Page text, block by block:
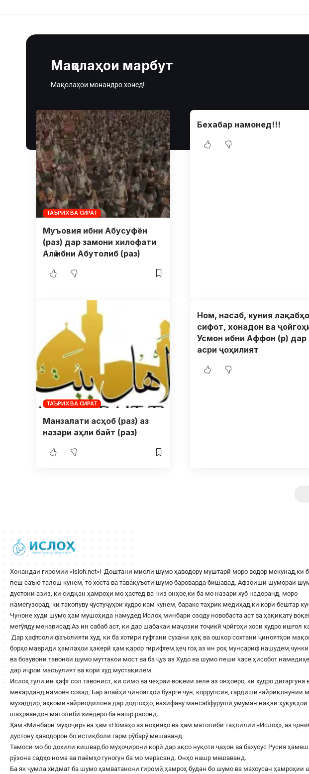
Мақолаҳои марбут
Мақолаҳои монандро хонед!
ТАЪРИХ ВА СИРАТ
Муъовия ибни Абусуфён
(раз) дар замони хилофати
Алӣ ибни Абутолиб (раз)
Бехабар намонед!!!
ТАЪРИХ ВА СИРАТ
Манзалати асҳоб (раз) аз
назари аҳли байт (раз)
Ном, насаб, куния
сифот, хонадон ва
Усмон ибни Аффон (р) дар
асри ҷоҳилият
Хонандаи гиромии «isloh.net«! Доштани мисли шумо ҳаводору муштарӣ моро водор мекунад,ки
пеш саъю талош кунем, то хоста ва тавақуъоти шумо бароварда бишавад. Афзоиши шумораи
дустони азиз, ки сидқан ҳамроҳи мо ҳастед ва низ онҳое,ки ба мо назари хуб надоранд, моро
намегузорад, ки такопуву ҷустуҷуҳои худро кам кунем, баракс таҳрик медиҳад,ки кори бештар
Чуноне худи шумо ҳам мушоҳида намудед Ислоҳ минбари озоду новобаста аст ва ҳақиқату
мегӯяду менависад.Аз ин сабаб аст, ки дар шабакаи маҷозии тоҷикӣ ҷойгоҳи хоси худро ишғол
Дар ҳафтсоли фаъолияти худ, ки ба хотири гуфтани сухани ҳақ ва ошкор сохтани ҷиноятҳои
борҳо мавриди ҳамлаҳои ҳакерӣ ҳам қарор гирифтем,ҳеҷ гоҳ аз ин роҳ мунсариф нашудем,чунки
ва бозувони тавонои шумо муттакои мост ва ба ҷуз аз Худо ва шумо пеши касе ҳисобот
дар иҷрои масъулият ва кори худ мустақилем.
Ислоҳ тули ин ҳафт сол тавонист, ки симо ва чеҳраи воқеии хеле аз онҳоеро, ки худро дигаргуна
мекарданд,намоён созад. Бар алайҳи ҷиноятҳои бузрге чун, коррупсия, гардиши ғайриқонунии
мухаддир, аҳкоми ғайриодилона дар додгоҳҳо, вазифаву мансабфурушӣ,умуман нақзи ҳуқуқҳои
шаҳрвандон матолиби зиёдеро ба нашр расонд.
Ҳам «Минбари муҳоҷир» ва ҳам «Номаҳо аз ноҳияҳо ва ҳам матолиби таҳлилии «Ислоҳ», аз
дустону ҳаводорон бо истиқболи гарм рӯбарӯ мешаванд.
Тамоси мо бо дохили кишвар,бо муҳоҷирони корӣ дар ақсо нуқоти ҷаҳон ва бахусус Русия
рӯзона садҳо нома ва паёмҳо гуногун ба мо мерасанд. Онҳо нашр мешаванд.
Ба як ҷумла хидмат ба шумо ҳамватанони гиромӣ,ҳамроҳ будан бо шумо ва махсусан ҳамроҳии